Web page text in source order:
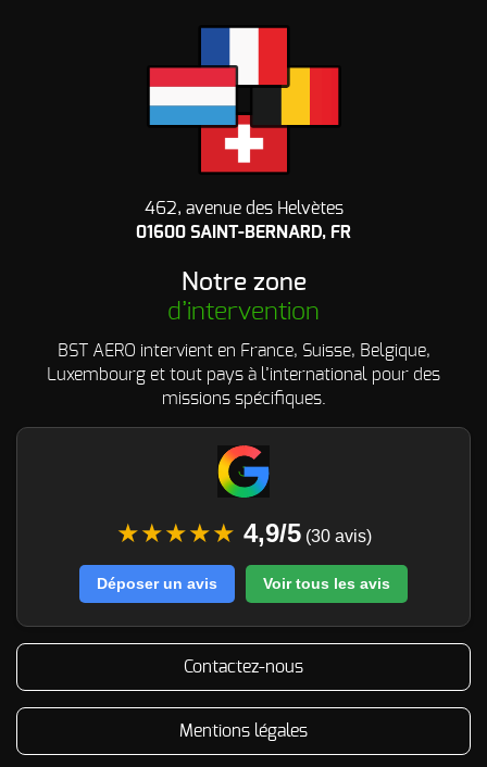
462, avenue des Helvètes
01600 SAINT-BERNARD, FR
Notre zone
d’intervention
BST AERO intervient en France, Suisse, Belgique,
Luxembourg et tout pays à l’international pour des
missions spécifiques.
★★★★★ 4,9/5(30 avis)
Déposer un avis Voir tous les avis
Contactez-nous
Mentions légales